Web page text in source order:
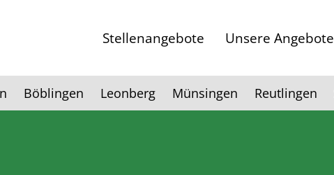
Böblingen Leonberg Münsingen Reutlingen
Stellenangebote Unsere Angebote